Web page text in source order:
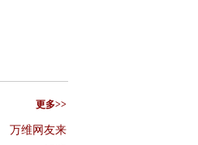
更多>>
万维网友来